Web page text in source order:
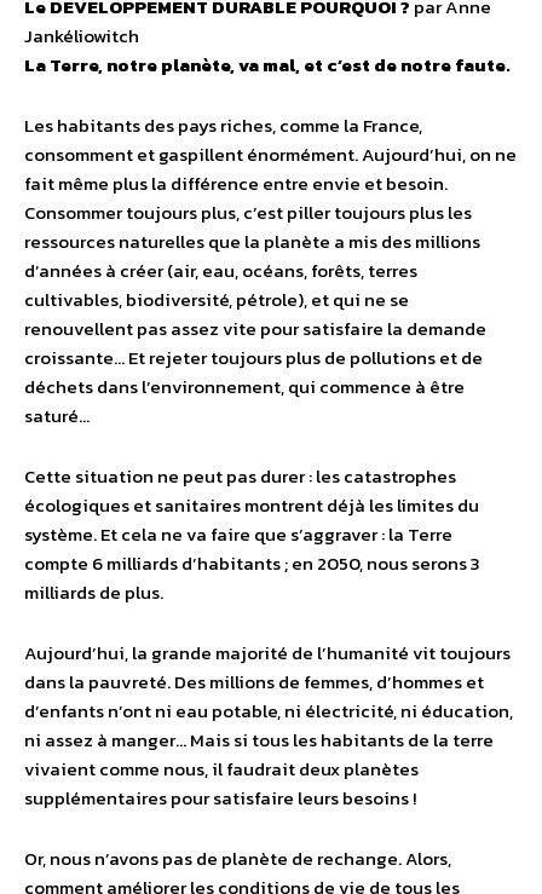
Le DEVELOPPEMENT DURABLE POURQUOI ? par Anne
Jankéliowitch
La Terre, notre planète, va mal, et c’est de notre faute.
Les habitants des pays riches, comme la France,
consomment et gaspillent énormément. Aujourd’hui, on ne
fait même plus la différence entre envie et besoin.
Consommer toujours plus, c’est piller toujours plus les
ressources naturelles que la planète a mis des millions
d’années à créer (air, eau, océans, forêts, terres
cultivables, biodiversité, pétrole), et qui ne se
renouvellent pas assez vite pour satisfaire la demande
croissante… Et rejeter toujours plus de pollutions et de
déchets dans l’environnement, qui commence à être
saturé…
Cette situation ne peut pas durer : les catastrophes
écologiques et sanitaires montrent déjà les limites du
système. Et cela ne va faire que s’aggraver : la Terre
compte 6 milliards d’habitants ; en 2050, nous serons 3
milliards de plus.
Aujourd’hui, la grande majorité de l’humanité vit toujours
dans la pauvreté. Des millions de femmes, d’hommes et
d’enfants n’ont ni eau potable, ni électricité, ni éducation,
ni assez à manger… Mais si tous les habitants de la terre
vivaient comme nous, il faudrait deux planètes
supplémentaires pour satisfaire leurs besoins !
Or, nous n’avons pas de planète de rechange. Alors,
comment améliorer les conditions de vie de tous les